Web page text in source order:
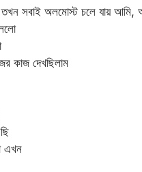
সবাই অলমোস্ট চলে যায়
কাজ দেখছিলাম
এখন